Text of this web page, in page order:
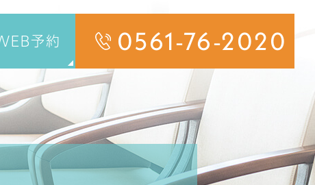
予約 0561-76-2020